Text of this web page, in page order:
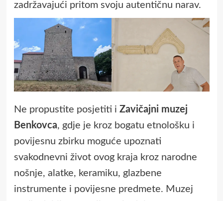
zadržavajući pritom svoju autentičnu narav.
Ne propustite posjetiti i Zavičajni muzej
Benkovca, gdje je kroz bogatu etnološku i
povijesnu zbirku moguće upoznati
svakodnevni život ovog kraja kroz narodne
nošnje, alatke, keramiku, glazbene
instrumente i povijesne predmete. Muzej